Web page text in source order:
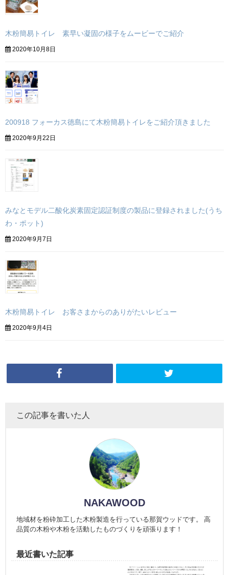
木粉簡易トイレ 素早い凝固の様子をムービーでご紹介
2020年10月8日
200918 フォーカス徳島にて木粉簡易トイレをご紹介頂きました
2020年9月22日
みなとモデル二酸化炭素固定認証制度の製品に登録されました(うち
わ・ポット)
2020年9月7日
木粉簡易トイレ お客さまからのありがたいレビュー
2020年9月4日
この記事を書いた人
NAKAWOOD
地域材を粉砕加工した木粉製造を行っている那賀ウッドです。 高
品質の木粉や木粉を活動したものづくりを頑張ります！
最近書いた記事